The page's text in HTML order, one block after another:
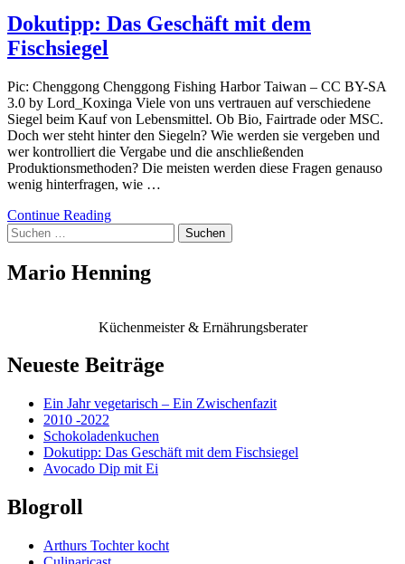
Dokutipp: Das Geschäft mit dem
Fischsiegel
Pic: Chenggong Chenggong Fishing Harbor Taiwan – CC BY-SA
3.0 by Lord_Koxinga Viele von uns vertrauen auf verschiedene
Siegel beim Kauf von Lebensmittel. Ob Bio, Fairtrade oder MSC.
Doch wer steht hinter den Siegeln? Wie werden sie vergeben und
wer kontrolliert die Vergabe und die anschließenden
Produktionsmethoden? Die meisten werden diese Fragen genauso
wenig hinterfragen, wie …
Continue Reading
Suchen
nach:
Mario Henning
Küchenmeister & Ernährungsberater
Neueste Beiträge
Ein Jahr vegetarisch – Ein Zwischenfazit
2010 -2022
Schokoladenkuchen
Dokutipp: Das Geschäft mit dem Fischsiegel
Avocado Dip mit Ei
Blogroll
Arthurs Tochter kocht